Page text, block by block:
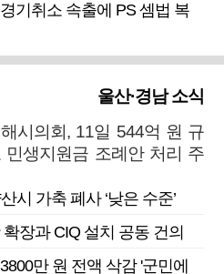
기취소 속출에 PS 셈법 복
울산·경남 소식
시의회, 11일 544억 원 규
민생지원금 조례안 처리 주
시 가축 폐사 ‘낮은 수준’
장과 CIQ 설치 공동 건의
만 원 전액 삭감 '군민에